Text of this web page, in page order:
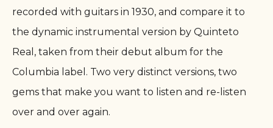
recorded with guitars in 1930, and compare it to
the dynamic instrumental version by Quinteto
Real, taken from their debut album for the
Columbia label. Two very distinct versions, two
gems that make you want to listen and re-listen
over and over again.